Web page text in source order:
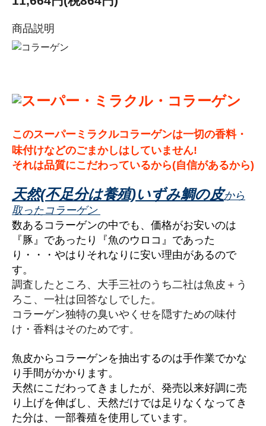
商品説明
このスーパーミラクルコラーゲンは一切の香料・
味付けなどのごまかしはしていません!
それは品質にこだわっているから(自信があるから)
天然(不足分は養殖)いずみ鯛の皮から
取ったコラーゲン
数あるコラーゲンの中でも、価格がお安いのは
『豚』であったり『魚のウロコ』であった
り・・・やはりそれなりに安い理由があるので
す。
調査したところ、大手三社のうち二社は魚皮＋う
ろこ、一社は回答なしでした。
コラーゲン独特の臭いやくせを隠すための味付
け・香料はそのためです。
魚皮からコラーゲンを抽出するのは手作業でかな
り手間がかかります。
天然にこだわってきましたが、発売以来好調に売
り上げを伸ばし、天然だけでは足りなくなってき
た分は、一部養殖を使用しています。